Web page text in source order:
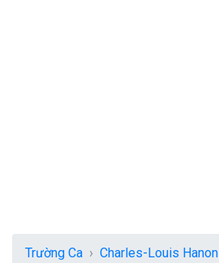
Trường Ca
Charles-Louis Hanon